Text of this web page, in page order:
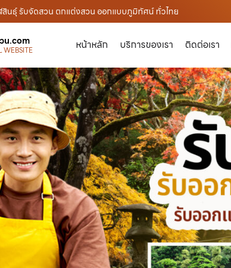
สินธุ์ รับจัดสวน ตกแต่งสวน ออกแบบภูมิทัศน์ ทั่วไทย
น.com
WEBSITE หน้าหลัก บริการของเรา ติดต่อเรา